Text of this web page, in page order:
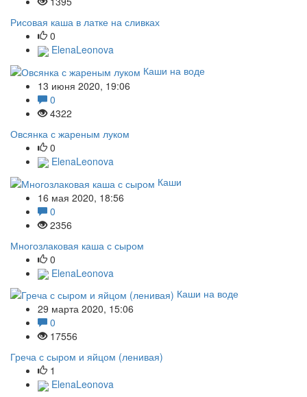
Рисовая каша в латке на сливках
0
ElenaLeonova
Каши на воде
13 июня 2020, 19:06
0
4322
Овсянка с жареным луком
0
ElenaLeonova
Каши
16 мая 2020, 18:56
0
2356
Многозлаковая каша с сыром
0
ElenaLeonova
Каши на воде
29 марта 2020, 15:06
0
17556
Греча с сыром и яйцом (ленивая)
1
ElenaLeonova